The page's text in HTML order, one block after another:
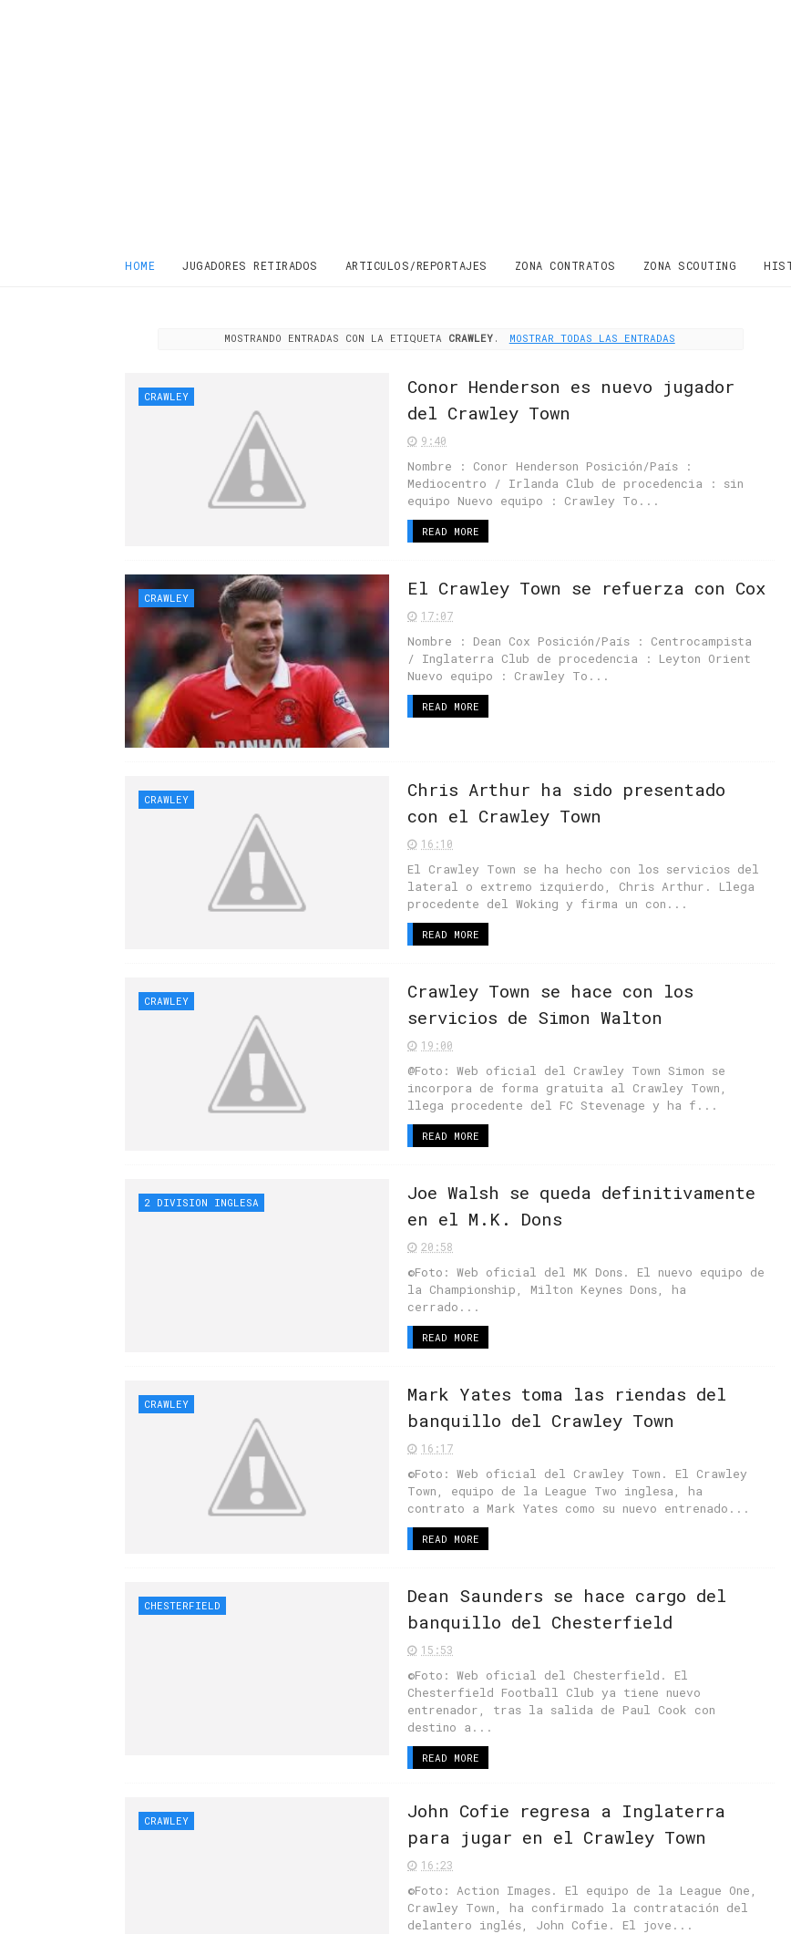
HOME JUGADORES RETIRADOS ARTICULOS/REPORTAJES ZONA CONTRATOS ZONA SCOUTING
MOSTRANDO ENTRADAS CON LA ETIQUETA CRAWLEY . MOSTRAR TODAS LAS ENTRADAS
CRAWLEY
Conor Henderson es nuevo jugador
del Crawley Town
9:40
Nombre : Conor Henderson Posición/País :
Mediocentro / Irlanda Club de procedencia : sin
equipo Nuevo equipo : Crawley To...
READ MORE
CRAWLEY El Crawley Town se refuerza con Cox
17:07
Nombre : Dean Cox Posición/País : Centrocampista
/ Inglaterra Club de procedencia : Leyton Orient
Nuevo equipo : Crawley To...
READ MORE
CRAWLEY
Chris Arthur ha sido presentado
con el Crawley Town
16:10
El Crawley Town se ha hecho con los servicios del
lateral o extremo izquierdo, Chris Arthur. Llega
procedente del Woking y firma un con...
READ MORE
CRAWLEY
Crawley Town se hace con los
servicios de Simon Walton
19:00
@Foto: Web oficial del Crawley Town Simon se
incorpora de forma gratuita al Crawley Town,
llega procedente del FC Stevenage y ha f...
READ MORE
2 DIVISION INGLESA
Joe Walsh se queda definitivamente
en el M.K. Dons
20:58
©Foto: Web oficial del MK Dons. El nuevo equipo de
la Championship, Milton Keynes Dons, ha
cerrado...
READ MORE
CRAWLEY
Mark Yates toma las riendas del
banquillo del Crawley Town
16:17
©Foto: Web oficial del Crawley Town. El Crawley
Town, equipo de la League Two inglesa, ha
contrato a Mark Yates como su nuevo entrenado...
READ MORE
CHESTERFIELD
Dean Saunders se hace cargo del
banquillo del Chesterfield
15:53
©Foto: Web oficial del Chesterfield. El
Chesterfield Football Club ya tiene nuevo
entrenador, tras la salida de Paul Cook con
destino a...
READ MORE
CRAWLEY
John Cofie regresa a Inglaterra
para jugar en el Crawley Town
16:23
©Foto: Action Images. El equipo de la League One,
Crawley Town, ha confirmado la contratación del
delantero inglés, John Cofie. El jove...